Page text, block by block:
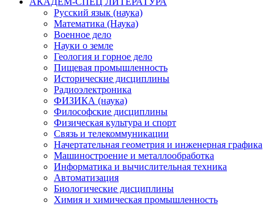
Русский язык (наука)
Математика (Наука)
Военное дело
Науки о земле
Геология и горное дело
Пищевая промышленность
Исторические дисциплины
Радиоэлектроника
ФИЗИКА (наука)
Философские дисциплины
Физическая культура и спорт
Связь и телекоммуникации
Начертательная геометрия и инженерная графика
Машиностроение и металлообработка
Информатика и вычислительная техника
Автоматизация
Биологические дисциплины
Химия и химическая промышленность